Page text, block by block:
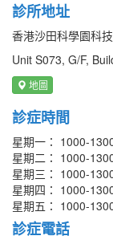
診所地址
香港沙田科學園科
Unit S073, G/F,
地圖
診症時間
星期一： 1000-
星期二： 1000-
星期三： 1000-
星期四： 1000-
星期五： 1000-
診症電話